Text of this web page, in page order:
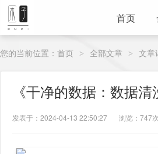
首页
您的当前位置： 首页 > 全部文章 > 文章
《干净的数据：数据
发表于：2024-04-13 22:50:27 浏览：747次